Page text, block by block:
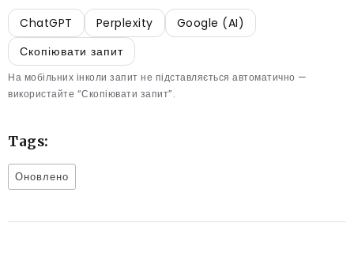
ChatGPT Perplexity
Google (AI)
Скопіювати запит
На мобільних інколи запит не підставляється автоматично —
використайте “Скопіювати запит”.
Tags:
Оновлено